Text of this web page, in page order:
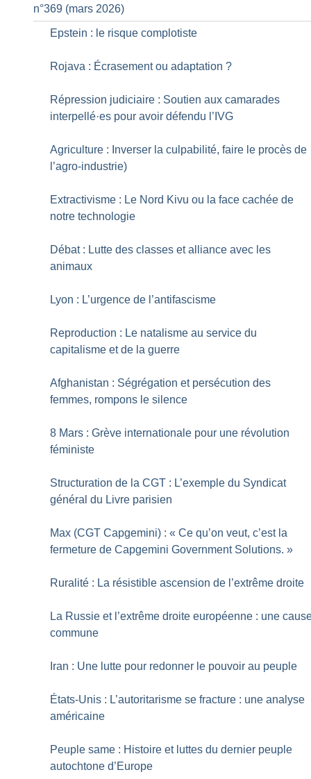
n°369 (mars 2026)
Epstein : le risque complotiste
Rojava : Écrasement ou adaptation ?
Répression judiciaire : Soutien aux camarades
interpellé·es pour avoir défendu l’IVG
Agriculture : Inverser la culpabilité, faire le procès de
l’agro-industrie)
Extractivisme : Le Nord Kivu ou la face cachée de
notre technologie
Débat : Lutte des classes et alliance avec les
animaux
Lyon : L’urgence de l’antifascisme
Reproduction : Le natalisme au service du
capitalisme et de la guerre
Afghanistan : Ségrégation et persécution des
femmes, rompons le silence
8 Mars : Grève internationale pour une révolution
féministe
Structuration de la CGT : L’exemple du Syndicat
général du Livre parisien
Max (CGT Capgemini) : « Ce qu’on veut, c’est la
fermeture de Capgemini Government Solutions. »
Ruralité : La résistible ascension de l’extrême droite
La Russie et l’extrême droite européenne : une
commune
Iran : Une lutte pour redonner le pouvoir au peuple
États-Unis : L’autoritarisme se fracture : une analyse
américaine
Peuple same : Histoire et luttes du dernier peuple
autochtone d’Europe